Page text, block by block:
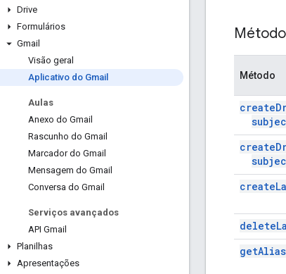
Drive
Formulários
Gmail
Visão geral
Aplicativo do Gmail
Aulas
Anexo do Gmail
Rascunho do Gmail
Marcador do Gmail
Mensagem do Gmail
Conversa do Gmail
Serviços avançados
API Gmail
Planilhas
Apresentações
Método
create
create
create
delete
get